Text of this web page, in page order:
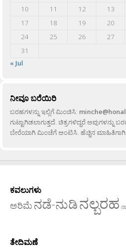
10
11 12 13
17
18 19 20
24
25 26 27
31
« Jul
ನೀವೂ ಬರೆಯಿರಿ
ಬರಹಗಳನ್ನು ಇಲ್ಲಿಗೆ ಮಿಂಚಿಸಿ:
ಗುಟ್ಟಾಗಿಡಲಾಗುತ್ತದೆ. ಚಿತ್ರಗಳಿದ್ದರೆ
ಬೇರೆಯಾಗಿ ಮಿಂಚೆಗೆ ಅಂಟಿಸಿ. ಹೆಚ್ಚಿನ ಮಾಹಿತಿಗಾಗಿ
ಕವಲುಗಳು
ಅರಿಮೆನಡೆ-ನುಡಿನಲ್ಬರಹ
ತೇದಿಮಣೆ